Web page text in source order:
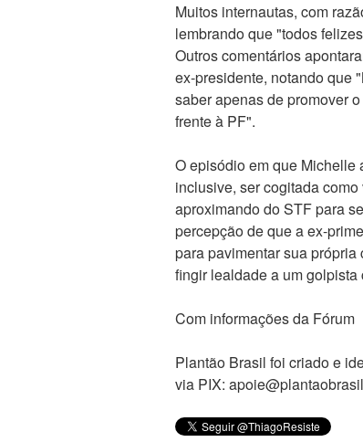
Muitos internautas, com
lembrando que "todos
Outros comentários
ex-presidente, notando que
saber apenas de promover
frente à PF".
O episódio em que Michelle
inclusive, ser cogitada
aproximando do STF para
percepção de que a ex-
para pavimentar sua
fingir lealdade a um golpista
Com informações da Fórum
Plantão Brasil foi criado e
via PIX: